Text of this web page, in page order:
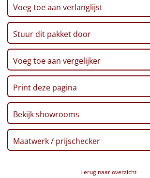
Uniek
Alle thema's
Artikel
Hitster NIEUW
Pizzarette
Tas
Wake up light
NIEUW
Marshmallows, 140 gr
Pepermunt, 65 gr
Pannenkoekenmix, 400 gr
Thee, 20 x 1,5 gr
Pinda's, 100 gr
Autodrop, 70 gr
Kaart, Fijne Feestdagen
Kerstmagazine
Verpakt in een feestelijke
Voeg toe aan verlanglijst
Stuur dit pakket door
Voeg toe aan vergelijker
Print deze pagina
Bekijk showrooms
Maatwerk / prijschecker
Terug naar overzicht